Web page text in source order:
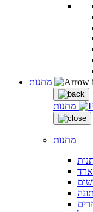
מתנות
מתנות